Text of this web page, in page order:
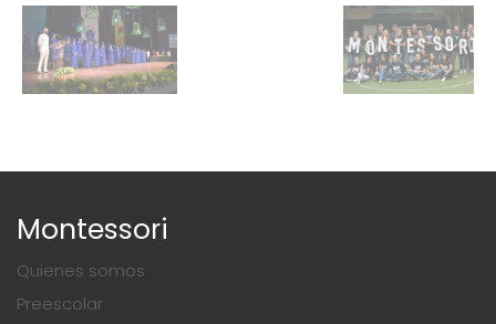
Montessori
Quienes somos
Preescolar